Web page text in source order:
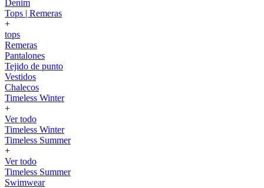
Denim
Tops | Remeras
+
tops
Remeras
Pantalones
Tejido de punto
Vestidos
Chalecos
Timeless Winter
+
Ver todo
Timeless Winter
Timeless Summer
+
Ver todo
Timeless Summer
Swimwear